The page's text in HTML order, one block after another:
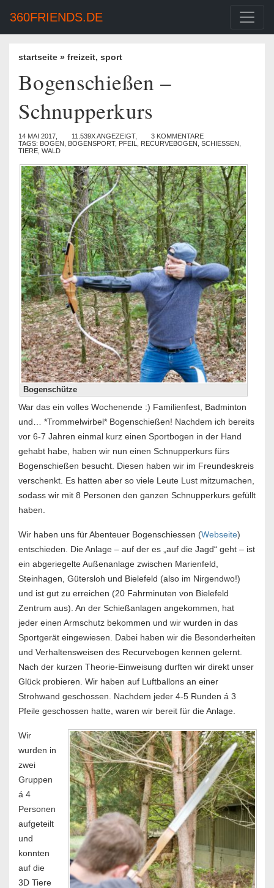
360FRIENDS.DE
startseite » freizeit, sport
Bogenschießen –
Schnupperkurs
14 MAI 2017, 11.539X ANGEZEIGT,
3 KOMMENTARE
TAGS: BOGEN BOGENSPORT, PFEIL RECURVEBOGEN SCHIESSEN
TIERE WALD
Bogenschütze
War das ein volles Wochenende :) Familienfest, Badminton
und… *Trommelwirbel* Bogenschießen! Nachdem ich bereits
vor 6-7 Jahren einmal kurz einen Sportbogen in der Hand
gehabt habe, haben wir nun einen Schnupperkurs fürs
Bogenschießen besucht. Diesen haben wir im Freundeskreis
verschenkt. Es hatten aber so viele Leute Lust mitzumachen,
sodass wir mit 8 Personen den ganzen Schnupperkurs gefüllt
haben.
Wir haben uns für Abenteuer Bogenschiessen (Webseite)
entschieden. Die Anlage – auf der es „auf die Jagd“ geht – ist
ein abgeriegelte Außenanlage zwischen Marienfeld,
Steinhagen, Gütersloh und Bielefeld (also im Nirgendwo!)
und ist gut zu erreichen (20 Fahrminuten von Bielefeld
Zentrum aus). An der Schießanlagen angekommen, hat
jeder einen Armschutz bekommen und wir wurden in das
Sportgerät eingewiesen. Dabei haben wir die Besonderheiten
und Verhaltensweisen des Recurvebogen kennen gelernt.
Nach der kurzen Theorie-Einweisung durften wir direkt unser
Glück probieren. Wir haben auf Luftballons an einer
Strohwand geschossen. Nachdem jeder 4-5 Runden á 3
Pfeile geschossen hatte, waren wir bereit für die Anlage.
Wir
wurden in
zwei
Gruppen
á 4
Personen
aufgeteilt
und
konnten
auf die
3D Tiere